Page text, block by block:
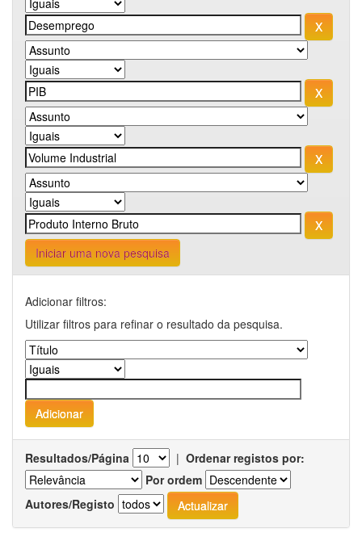
Iniciar uma nova pesquisa
Adicionar filtros:
Utilizar filtros para refinar o resultado da pesquisa.
Resultados/Página | Ordenar registos por:
Por ordem
Autores/Registo